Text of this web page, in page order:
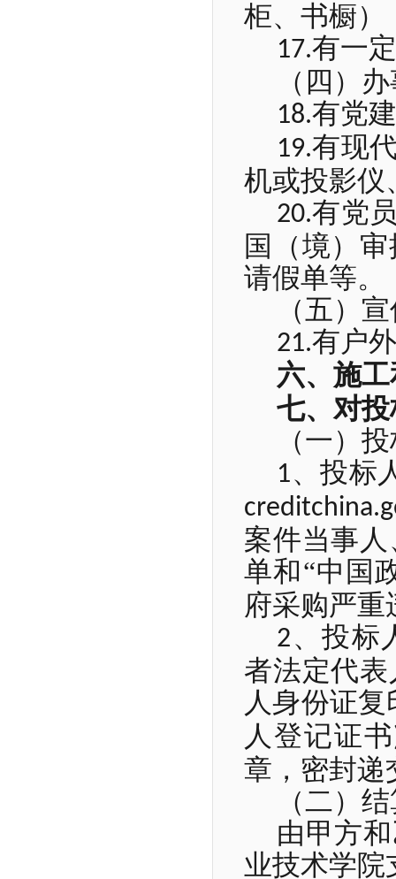
柜、书橱）
17.有一
（四）
18.有党
19.有现
机或投影仪
20.有党
国（境）
请假单等。
（五）
21.有户
六、施
七、对
（一）
1、投标
案件当事
单和“中国
府采购严
2、投标
者法定代
人身份证
人登记证书
章，密封递
（二）
由甲方
业技术学院